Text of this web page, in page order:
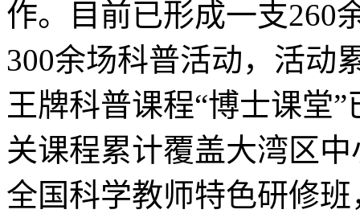
作。目前已形成一支260
300余场科普活动，活动
王牌科普课程“博士课堂
关课程累计覆盖大湾区
全国科学教师特色研修